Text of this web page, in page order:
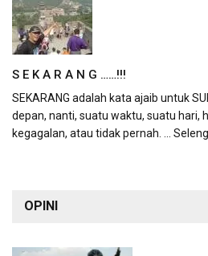
S E K A R A N G ……!!!
SEKARANG adalah kata ajaib untuk
depan, nanti, suatu waktu, suatu hari,
kegagalan, atau tidak pernah. ...
OPINI